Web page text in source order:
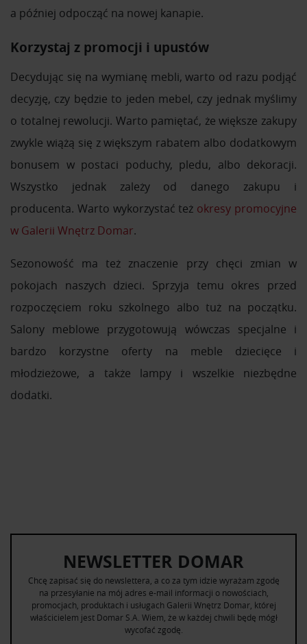
a później odpocząć na nowej kanapie.
Korzystaj z promocji i upustów
Decydując się na wymianę mebli, warto od razu podjąć
decyzję, czy będzie to jeden mebel, czy jednak myślimy
o totalnej rewolucji. Warto pamiętać, że większe zakupy
zwykle wiążą się z większym rabatem albo dodatkowym
bonusem w postaci poduchy, pledu, albo dekoracji.
Wszystko jednak zależy od danego zakupu i
producenta. Warto wykorzystać też okresy promocyjne
w Galerii Wnętrz Domar.
Sezonowość ma też znaczenie przy chęci zmian w
pokojach naszych dzieci. Sprzyja temu okres przed
rozpoczęciem roku szkolnego albo tuż na początku.
Salony meblowe przygotowują wówczas specjalne i
bardzo korzystne oferty na meble dziecięce i
młodzieżowe, a także lampy i wszelkie niezbędne
dodatki.
NEWSLETTER DOMAR
Chcę zapisać się do newslettera, a co za tym idzie wyrażam zgodę
na przesyłanie na mój adres e-mail informacji o nowościach,
promocjach, produktach i usługach Galerii Wnętrz Domar, której
właścicielem jest Domar S.A. Wiem, że w każdej chwili będę mógł
wycofać zgodę.